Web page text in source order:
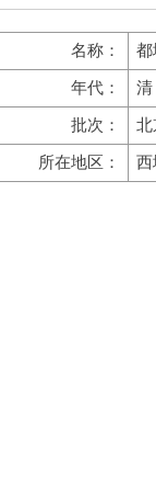
名称： 都
年代： 清
批次： 北
所在地区： 西